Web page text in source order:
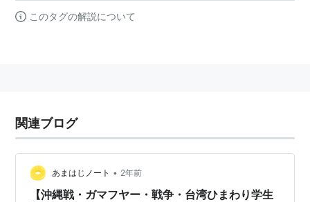
このタグの解説について
関連ブログ
あまはじノート • 2年前
【沖縄戦・ガマフヤー・戦争・台湾ひまわり学生